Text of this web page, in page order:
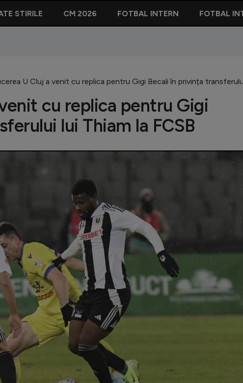
STIRILE CM 2026 FOTBAL INTERN FOTBAL
U Cluj a venit cu replica pentru Gigi Becali în privința transferului
cu replica pentru Gigi
lui Thiam la FCSB